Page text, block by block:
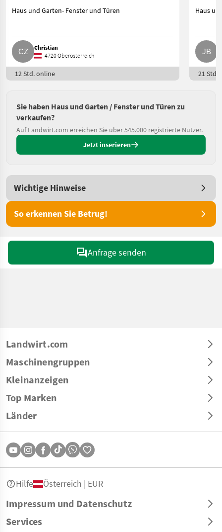
Haus und Garten- Fenster und Türen
Christian
4720 Oberösterreich
12 Std. online
Haus
21 Std.
Sie haben Haus und Garten / Fenster und Türen zu
verkaufen?
Auf Landwirt.com erreichen Sie über 545.000 registrierte Nutzer.
Jetzt inserieren
Wichtige Hinweise
So erkennen Sie Betrug!
Anfrage senden
Landwirt.com
Maschinengruppen
Kleinanzeigen
Top Marken
Länder
Impressum und Datenschutz
Services
Hilfe Österreich | EUR